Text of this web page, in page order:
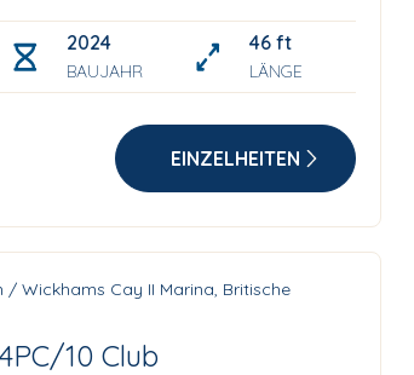
2024
BAUJAHR
46 ft
LÄNGE
EINZELHEITEN
Wickhams Cay II Marina, Britische
10 Club